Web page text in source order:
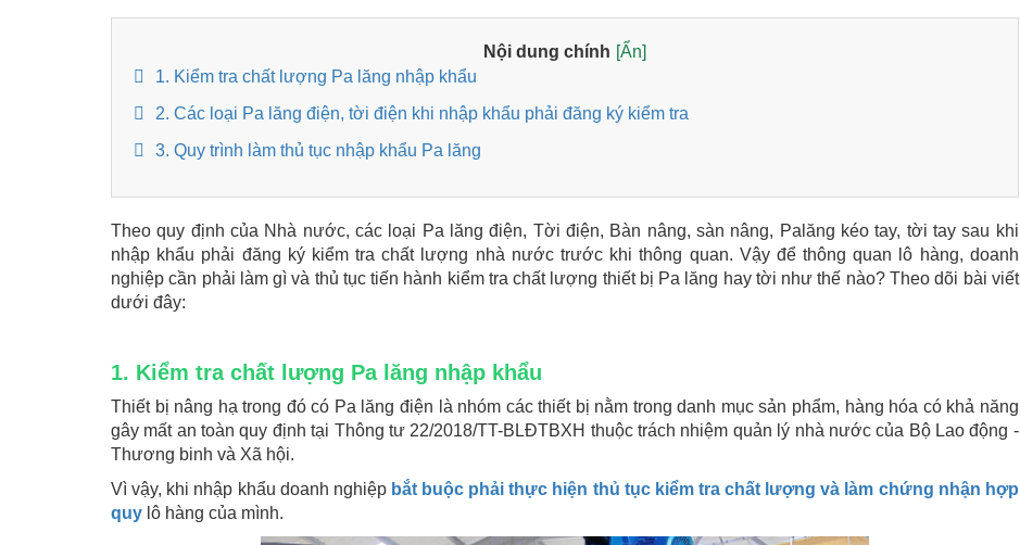
Nội dung chính [Ẩn]
1. Kiểm tra chất lượng Pa lăng nhập khẩu
2. Các loại Pa lăng điện, tời điện khi nhập khẩu phải đăng ký kiểm tra
3. Quy trình làm thủ tục nhập khẩu Pa lăng
Theo quy định của Nhà nước, các loại Pa lăng điện, Tời điện, Bàn nâng, sàn nâng, Palăng kéo tay, tời tay sau khi
nhập khẩu phải đăng ký kiểm tra chất lượng nhà nước trước khi thông quan. Vậy để thông quan lô hàng, doanh
nghiệp cần phải làm gì và thủ tục tiến hành kiểm tra chất lượng thiết bị Pa lăng hay tời như thế nào? Theo dõi bài viết
dưới đây:
1. Kiểm tra chất lượng Pa lăng nhập khẩu
Thiết bị nâng hạ trong đó có Pa lăng điện là nhóm các thiết bị nằm trong danh mục sản phẩm, hàng hóa có khả năng
gây mất an toàn quy định tại Thông tư 22/2018/TT-BLĐTBXH thuộc trách nhiệm quản lý nhà nước của Bộ Lao động -
Thương binh và Xã hội.
Vì vậy, khi nhập khẩu doanh nghiệp bắt buộc phải thực hiện thủ tục kiểm tra chất lượng và làm chứng nhận hợp
quy lô hàng của mình.